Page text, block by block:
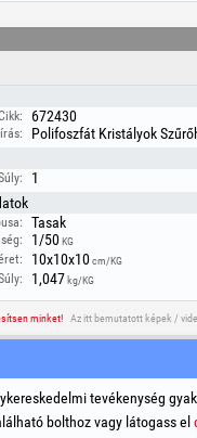
672430
Polifoszfát Kristályok
1
Tasak
1/50KG
10x10x10cm/KG
1,047 kg/KG
minket! Az itt bemutatott képek /
Szerviz és műszaki támogatás
tevékenység
bolthoz vagy látogass el